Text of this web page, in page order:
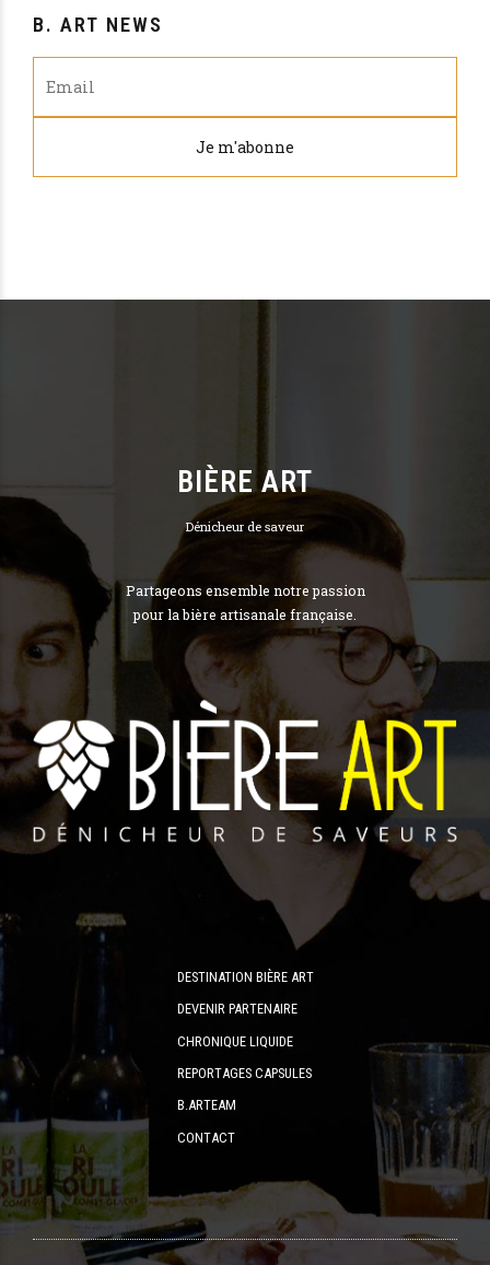
B. ART NEWS
BIÈRE ART
Dénicheur de saveur
Partageons ensemble notre passion
pour la bière artisanale française.
DESTINATION BIÈRE ART
DEVENIR PARTENAIRE
CHRONIQUE LIQUIDE
REPORTAGES CAPSULES
B.ARTEAM
CONTACT